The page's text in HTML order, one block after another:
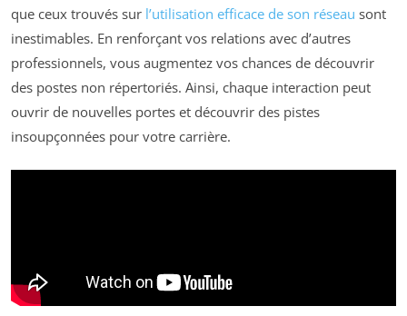
que ceux trouvés sur l’utilisation efficace de son réseau sont
inestimables. En renforçant vos relations avec d’autres
professionnels, vous augmentez vos chances de découvrir
des postes non répertoriés. Ainsi, chaque interaction peut
ouvrir de nouvelles portes et découvrir des pistes
insoupçonnées pour votre carrière.